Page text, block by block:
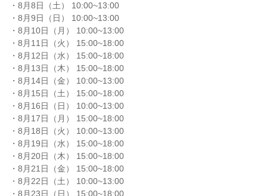
・8月8日（土） 10:00~13:00
・8月9日（日） 10:00~13:00
・8月10日（月） 10:00~13:00
・8月11日（火） 15:00~18:00
・8月12日（水） 15:00~18:00
・8月13日（木） 15:00~18:00
・8月14日（金） 10:00~13:00
・8月15日（土） 15:00~18:00
・8月16日（日） 10:00~13:00
・8月17日（月） 15:00~18:00
・8月18日（火） 10:00~13:00
・8月19日（水） 15:00~18:00
・8月20日（木） 15:00~18:00
・8月21日（金） 15:00~18:00
・8月22日（土） 10:00~13:00
・8月23日（日） 15:00~18:00